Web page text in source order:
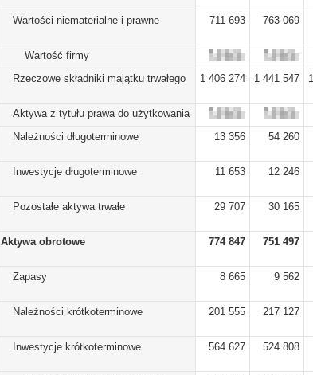
Wartości niematerialne i prawne 711 693 763 069
Wartość firmy
Rzeczowe składniki majątku trwałego
1 406 274 1 441 547
Aktywa z tytułu prawa do użytkowania
Należności długoterminowe
13 356 54 260
Inwestycje długoterminowe 11 653 12 246
Pozostałe aktywa trwałe 29 707 30 165
Aktywa obrotowe 774 847 751 497
Zapasy 8 665 9 562
Należności krótkoterminowe 201 555 217 127
Inwestycje krótkoterminowe 564 627 524 808